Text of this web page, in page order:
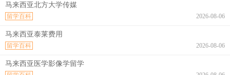
马来西亚北方大学传媒
2026-08-06
留学百科
马来西亚泰莱费用
2026-08-06
留学百科
马来西亚医学影像学留学